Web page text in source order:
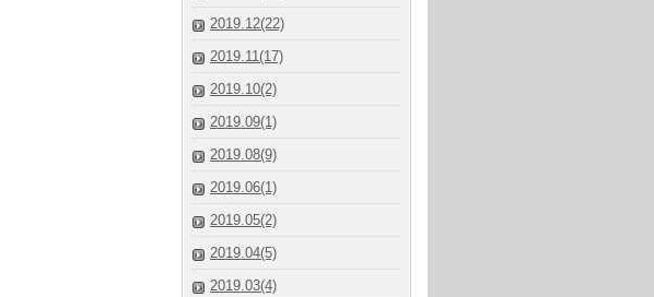
2019.12(22)
2019.11(17)
2019.10(2)
2019.09(1)
2019.08(9)
2019.06(1)
2019.05(2)
2019.04(5)
2019.03(4)